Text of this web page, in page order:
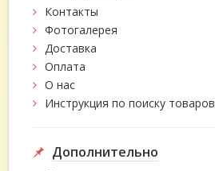
Контакты
Фотогалерея
Доставка
Оплата
О нас
Инструкция по поиску товаров
Дополнительно